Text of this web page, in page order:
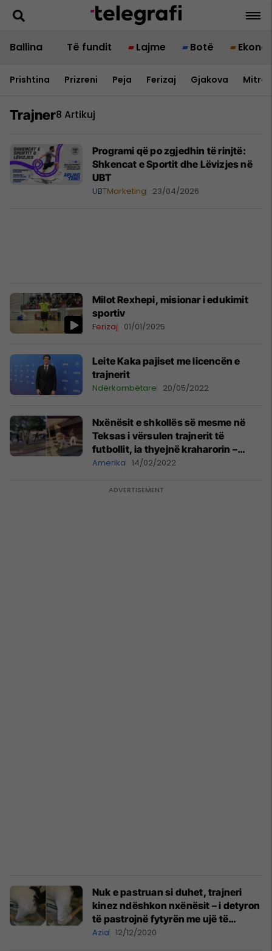
Ballina Të fundit Lajme Botë
Prishtina Prizreni Peja Ferizaj Gjakova
Trajner8 Artikuj
Programi që po zgjedhin të rinjtë:
Shkencat e Sportit dhe Lëvizjes në
UBT
UBTMarketing 23/04/2026
Milot Rexhepi, misionar i edukimit
sportiv
Ferizaj 01/01/2025
Leite Kaka pajiset me licencën e
trajnerit
Ndërkombëtare 20/05/2022
Nxënësit e shkollës së mesme në
Teksas i vërsulen trajnerit të
futbollit, ia thyejnë kraharorin –
publikohen pamjet
Amerika 14/02/2022
Nuk e pastruan si duhet, trajneri
kinez ndëshkon nxënësit – i detyron
të pastrojnë fytyrën me ujë të
guaskës së tualetit
Azia 12/12/2020